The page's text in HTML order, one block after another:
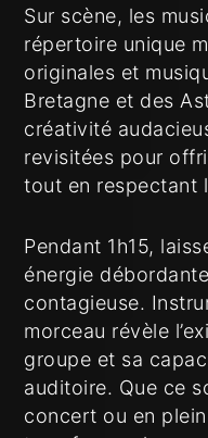
Sur scène, les
répertoire unique
originales et
Bretagne et des
créativité
revisitées pour
tout en respectant
Pendant 1h15,
énergie
contagieuse.
morceau révèle
groupe et sa
auditoire. Que ce
concert ou en